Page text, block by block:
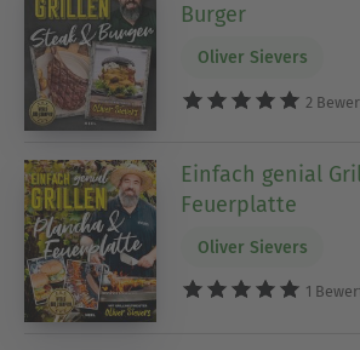
Burger
Oliver Sievers
2
Einfach genial
Feuerplatte
Oliver Sievers
1